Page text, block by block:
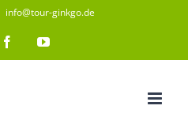
info@tour-ginkgo.de
FacebookYouTube